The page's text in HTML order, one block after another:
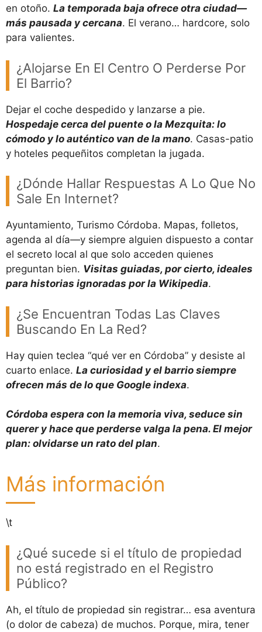
en otoño. La temporada baja ofrece otra ciudad—
más pausada y cercana. El verano… hardcore, solo
para valientes.
¿Alojarse En El Centro O Perderse Por
El Barrio?
Dejar el coche despedido y lanzarse a pie.
Hospedaje cerca del puente o la Mezquita: lo
cómodo y lo auténtico van de la mano. Casas-patio
y hoteles pequeñitos completan la jugada.
¿Dónde Hallar Respuestas A Lo Que No
Sale En Internet?
Ayuntamiento, Turismo Córdoba. Mapas, folletos,
agenda al día—y siempre alguien dispuesto a contar
el secreto local al que solo acceden quienes
preguntan bien. Visitas guiadas, por cierto, ideales
para historias ignoradas por la Wikipedia.
¿Se Encuentran Todas Las Claves
Buscando En La Red?
Hay quien teclea “qué ver en Córdoba” y desiste al
cuarto enlace. La curiosidad y el barrio siempre
ofrecen más de lo que Google indexa.
Córdoba espera con la memoria viva, seduce sin
querer y hace que perderse valga la pena. El mejor
plan: olvidarse un rato del plan.
Más información
\t
¿Qué sucede si el título de propiedad
no está registrado en el Registro
Público?
Ah, el título de propiedad sin registrar… esa aventura
(o dolor de cabeza) de muchos. Porque, mira, tener